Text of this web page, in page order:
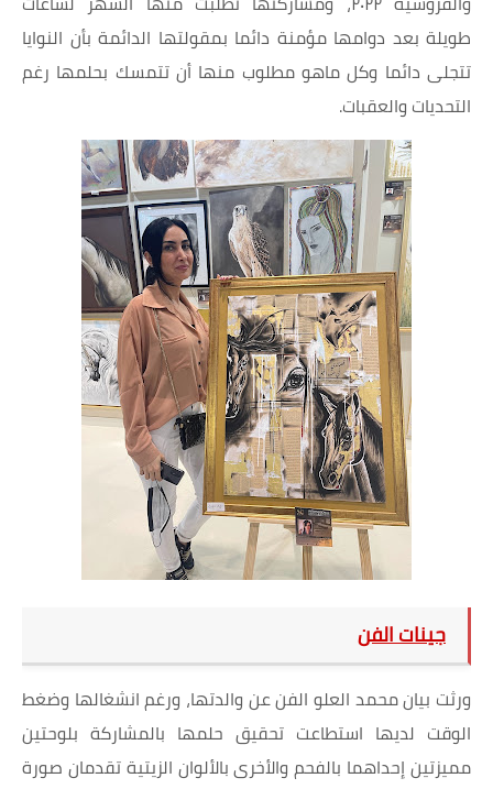
طويلة بعد دوامها مؤمنة دائما بمقولتها الدائمة بأن النوايا
تتجلى دائما وكل ماهو مطلوب منها أن تتمسك بحلمها رغم
التحديات والعقبات.
جينات الفن
ورثت بيان محمد العلو الفن عن والدتها، ورغم انشغالها وضغط
الوقت لديها استطاعت تحقيق حلمها بالمشاركة بلوحتين
مميزتين إحداهما بالفحم والأخرى بالألوان الزيتية تقدمان صورة